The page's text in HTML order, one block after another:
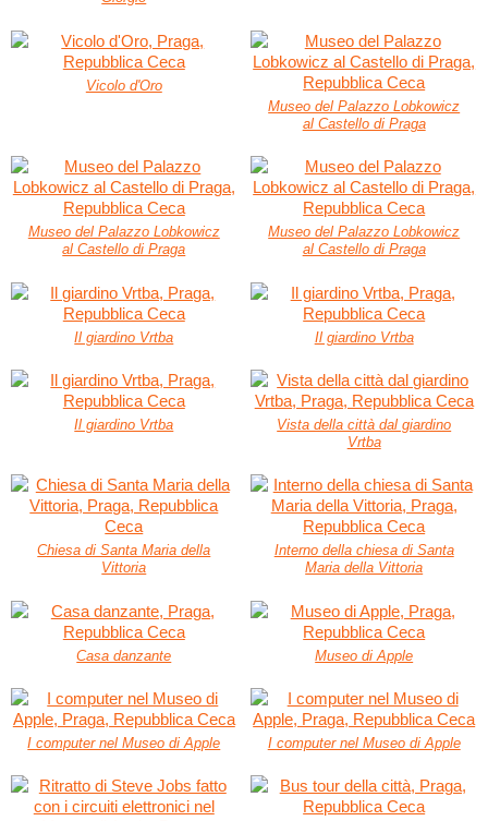
Vicolo d'Oro
Museo del Palazzo Lobkowicz
al Castello di Praga
Museo del Palazzo Lobkowicz
al Castello di Praga
Museo del Palazzo Lobkowicz
al Castello di Praga
Il giardino Vrtba Il giardino Vrtba
Il giardino Vrtba
Vista della città dal giardino
Vrtba
Chiesa di Santa Maria della
Vittoria
Interno della chiesa di Santa
Maria della Vittoria
Casa danzante Museo di Apple
I computer nel Museo di Apple I computer nel Museo di Apple